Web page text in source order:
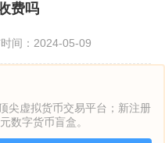
费吗
间：2024-05-09
尖虚拟货币交易平台；新注册
数字货币盲盒。